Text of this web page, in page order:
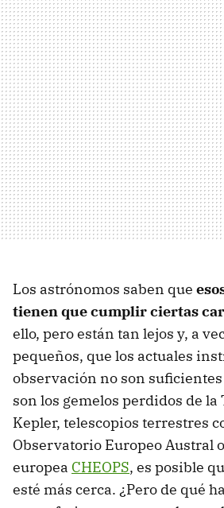
Los astrónomos saben que
tienen que cumplir ciertas
ello, pero están tan lejos y, a
pequeños, que los actuales
observación no son
son los gemelos perdidos de
Kepler, telescopios terrestres
Observatorio Europeo Austral
europea CHEOPS, es posible
esté más cerca. ¿Pero de qué